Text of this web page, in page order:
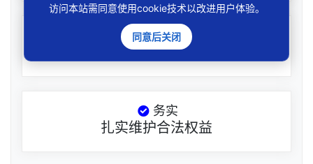
尽责
全力办理委托事项
务实
扎实维护合法权益
访问本站需同意使用cookie技术以改进用户体验。
同意后关闭